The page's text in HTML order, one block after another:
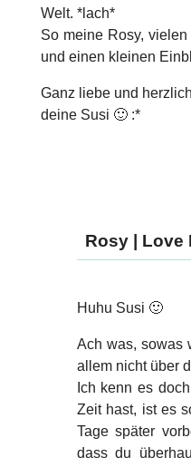
Welt. *lach*
So meine Rosy,
und einen kleinen
Ganz liebe und
deine Susi 🙂 :*
Rosy | Love
Huhu Susi 🙂
Ach was, sowas
allem nicht über
Ich kenn es
Zeit hast, ist es
Tage später
dass du